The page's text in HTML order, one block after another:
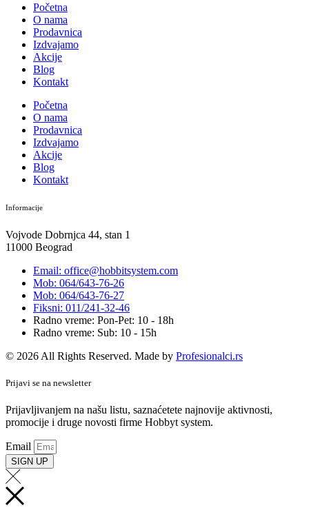
Početna
O nama
Prodavnica
Izdvajamo
Akcije
Blog
Kontakt
Početna
O nama
Prodavnica
Izdvajamo
Akcije
Blog
Kontakt
Informacije
Vojvode Dobrnjca 44, stan 1
11000 Beograd
Email: office@hobbitsystem.com
Mob: 064/643-76-26
Mob: 064/643-76-27
Fiksni: 011/241-32-46
Radno vreme: Pon-Pet: 10 - 18h
Radno vreme: Sub: 10 - 15h
© 2026 All Rights Reserved. Made by Profesionalci.rs
Prijavi se na newsletter
Prijavljivanjem na našu listu, saznaćetete najnovije aktivnosti,
promocije i druge novosti firme Hobbyt system.
Email
SIGN UP